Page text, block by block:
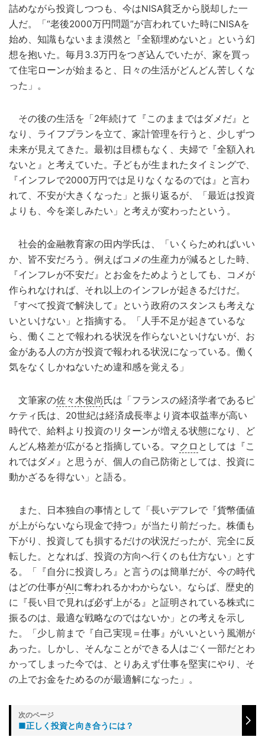
詰めながら投資しつつも、今はNISA貧乏から脱却した一
人だ。「“老後2000万円問題”が言われていた時にNISAを
始め、知識もないまま漠然と『全額埋めないと』という幻
想を抱いた。毎月3.3万円をつぎ込んでいたが、家を買っ
て住宅ローンが始まると、日々の生活がどんどん苦しくな
った」。
その後の生活を「2年続けて『このままではダメだ』と
なり、ライフプランを立て、家計管理を行うと、少しずつ
未来が見えてきた。最初は目標もなく、夫婦で『全額入れ
ないと』と考えていた。子どもが生まれたタイミングで、
『インフレで2000万円では足りなくなるのでは』と言わ
れて、不安が大きくなった」と振り返るが、「最近は投資
よりも、今を楽しみたい」と考えが変わったという。
社会的金融教育家の田内学氏は、「いくらためればいい
か、皆不安だろう。例えばコメの生産力が減るとした時、
『インフレが不安だ』とお金をためようとしても、コメが
作られなければ、それ以上のインフレが起きるだけだ。
『すべて投資で解決して』という政府のスタンスも考えな
いといけない」と指摘する。「人手不足が起きているな
ら、働くことで報われる状況を作らないといけないが、お
金がある人の方が投資で報われる状況になっている。働く
気をなくしかねないため違和感を覚える」
文筆家の佐々木俊尚氏は「フランスの経済学者であるピ
ケティ氏は、20世紀は経済成長率より資本収益率が高い
時代で、給料より投資のリターンが増える状態になり、ど
んどん格差が広がると指摘している。マクロ としては『こ
れではダメ』と思うが、個人の自己防衛としては、投資に
動かざるを得ない」と語る。
また、日本独自の事情として「長いデフレで『貨幣価値
が上がらないなら現金で持つ』が当たり前だった。株価も
下がり、投資しても損するだけの状況だったが、完全に反
転した。となれば、投資の方向へ行くのも仕方ない」とす
る。「『自分に投資しろ』と言うのは簡単だが、今の時代
はどの仕事がAIに奪われるかわからない。ならば、歴史的
に『長い目で見れば必ず上がる』と証明されている株式に
振るのは、最適な戦略なのではないか」との考えを示し
た。「少し前まで『自己実現＝仕事』がいいという風潮が
あった。しかし、そんなことができる人はごく一部だとわ
かってしまった今では、とりあえず仕事を堅実にやり、そ
の上でお金をためるのが最適解になった」。
■正しく投資と向き合うには？